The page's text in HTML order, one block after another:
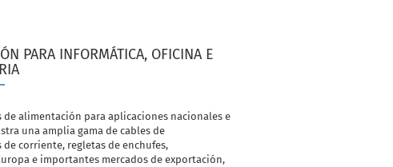
PARA INFORMÁTICA, OFICINA E
alimentación para aplicaciones nacionales e
una amplia gama de cables de
corriente, regletas de enchufes,
e importantes mercados de exportación,